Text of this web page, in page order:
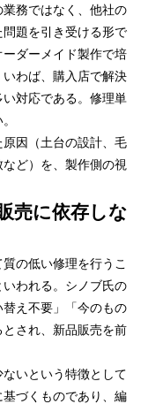
務ではなく、他社の
題を引き受ける形で
ダーメイド製作で培
わば、購入店で解決
対応である。修理単
因（土台の設計、毛
ど）を、製作側の視
売に依存しな
の低い修理を行うこ
われる。シノブ氏の
え不要」「今のもの
され、新品販売を前
いという特徴として
づくものであり、編